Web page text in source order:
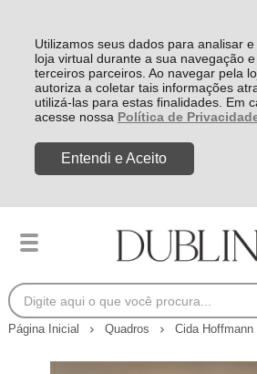
Utilizamos seus dados para analisar
loja virtual durante a sua navegação
terceiros parceiros. Ao navegar pela
autoriza a coletar tais informações
utilizá-las para estas finalidades. Em
acesse nossa Política de
Entendi e Aceito
Página Inicial Quadros Cida Hoffmann